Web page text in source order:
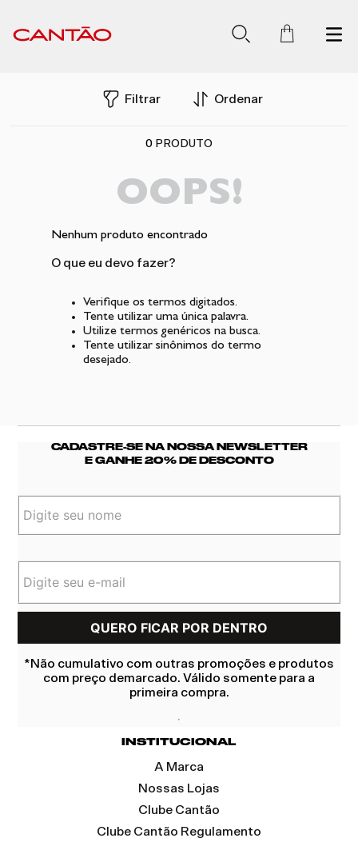
Filtrar Ordenar
0 PRODUTO
OOPS!
Nenhum produto encontrado
O que eu devo fazer?
Verifique os termos digitados.
Tente utilizar uma única palavra.
Utilize termos genéricos na busca.
Tente utilizar sinônimos do termo
desejado.
CADASTRE-SE NA NOSSA NEWSLETTER
E GANHE 20% DE DESCONTO
*Não cumulativo com outras promoções e produtos
com preço demarcado. Válido somente para a
primeira compra.
INSTITUCIONAL
A Marca
Nossas Lojas
Clube Cantão
Clube Cantão Regulamento